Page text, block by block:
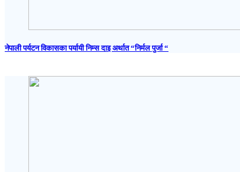
नेपाली पर्यटन विकासका पर्यायी निम्स दाइ अर्थात “निर्मल पुर्जा “